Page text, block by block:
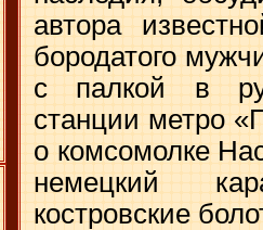
автора
бородатого
с палкой в
станции метро
о комсомолке
немецкий
костровские